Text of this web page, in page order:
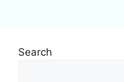
Search